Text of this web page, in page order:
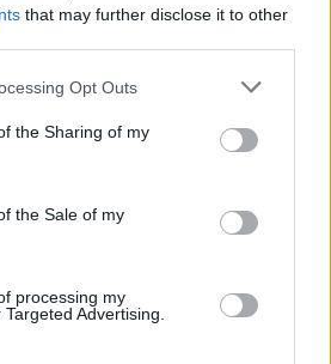
that may further disclose it to other
Opt Outs
the Sharing of my
the Sale of my
processing my
Advertising.
κατάσταση που έχει
τη συχνή και έντονη δίψα. Η
να οφείλεται στην
σε ορμονικές μεταβολές ή
αντιμετωπίζεται πρωτίστως
αλλά και την αποφυγή